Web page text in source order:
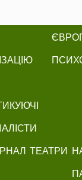
ТЕАТРИ